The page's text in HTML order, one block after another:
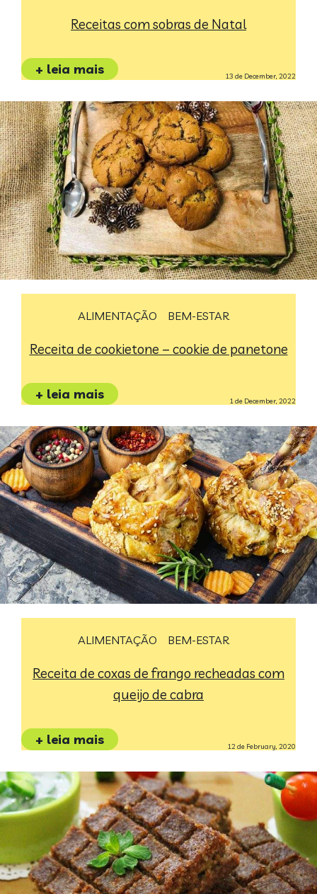
Receitas com sobras de Natal
13 de December, 2022
+ leia mais
ALIMENTAÇÃO BEM-ESTAR
Receita de cookietone – cookie de panetone
1 de December, 2022
+ leia mais
ALIMENTAÇÃO BEM-ESTAR
Receita de coxas de frango recheadas com
queijo de cabra
12 de February, 2020
+ leia mais